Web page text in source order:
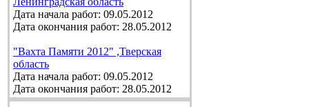
Дата начала работ: 09.05.2012
Дата окончания работ: 28.05.2012
"Вахта Памяти 2012" ,Тверская
область
Дата начала работ: 09.05.2012
Дата окончания работ: 28.05.2012